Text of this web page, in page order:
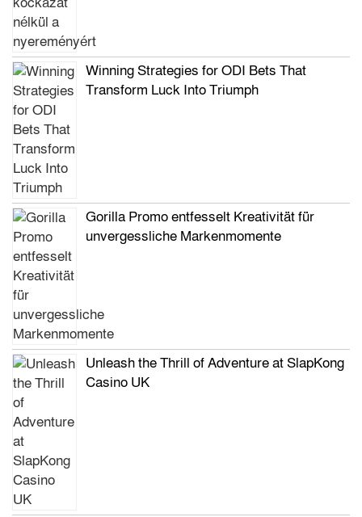
Winning Strategies for ODI Bets That
Transform Luck Into Triumph
Gorilla Promo entfesselt Kreativität für
unvergessliche Markenmomente
Unleash the Thrill of Adventure at SlapKong
Casino UK